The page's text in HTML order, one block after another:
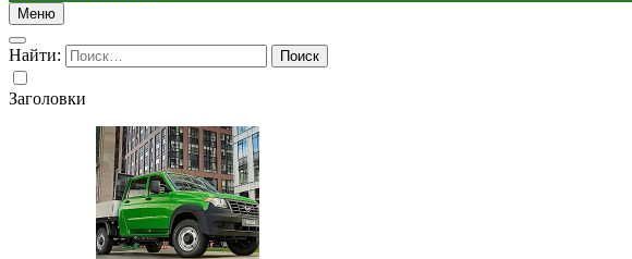
Меню
Найти:
Заголовки